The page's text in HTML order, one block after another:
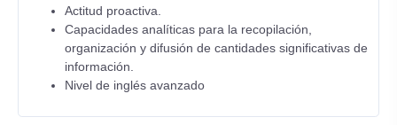
Actitud proactiva.
Capacidades analíticas para la recopilación,
organización y difusión de cantidades significativas de
información.
Nivel de inglés avanzado